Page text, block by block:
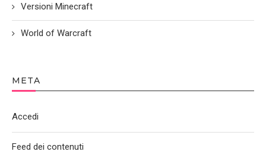
Versioni Minecraft
World of Warcraft
META
Accedi
Feed dei contenuti